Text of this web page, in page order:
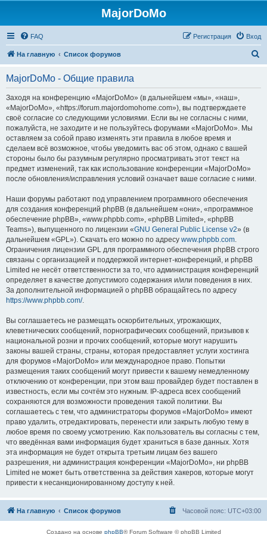
MajorDoMo
FAQ Вход
Регистрация
На главную Список форумов
MajorDoMo - Общие правила
Заходя на конференцию «MajorDoMo» (в дальнейшем «мы», «наш»,
«MajorDoMo», «https://forum.majordomohome.com»), вы подтверждаете
своё согласие со следующими условиями. Если вы не согласны с ними,
пожалуйста, не заходите и не пользуйтесь форумами «MajorDoMo». Мы
оставляем за собой право изменять эти правила в любое время и
сделаем всё возможное, чтобы уведомить вас об этом, однако с вашей
стороны было бы разумным регулярно просматривать этот текст на
предмет изменений, так как использование конференции «MajorDoMo»
после обновления/исправления условий означает ваше согласие с ними.
Наши форумы работают под управлением программного обеспечения
для создания конференций phpBB (в дальнейшем «они», «программное
обеспечение phpBB», «www.phpbb.com», «phpBB Limited», «phpBB
Teams»), выпущенного по лицензии «GNU General Public License v2» (в
дальнейшем «GPL»). Скачать его можно по адресу www.phpbb.com.
Ограничения лицензии GPL для программного обеспечения phpBB строго
связаны с организацией и поддержкой интернет-конференций, и phpBB
Limited не несёт ответственности за то, что администрация конференций
определяет в качестве допустимого содержания и/или поведения в них.
За дополнительной информацией о phpBB обращайтесь по адресу
https://www.phpbb.com/.
Вы соглашаетесь не размещать оскорбительных, угрожающих,
клеветнических сообщений, порнографических сообщений, призывов к
национальной розни и прочих сообщений, которые могут нарушить
законы вашей страны, страны, которая предоставляет услуги хостинга
для форумов «MajorDoMo» или международное право. Попытки
размещения таких сообщений могут привести к вашему немедленному
отключению от конференции, при этом ваш провайдер будет поставлен в
известность, если мы сочтём это нужным. IP-адреса всех сообщений
сохраняются для возможности проведения такой политики. Вы
соглашаетесь с тем, что администраторы форумов «MajorDoMo» имеют
право удалить, отредактировать, перенести или закрыть любую тему в
любое время по своему усмотрению. Как пользователь вы согласны с тем,
что введённая вами информация будет храниться в базе данных. Хотя
эта информация не будет открыта третьим лицам без вашего
разрешения, ни администрация конференции «MajorDoMo», ни phpBB
Limited не может быть ответственна за действия хакеров, которые могут
привести к несанкционированному доступу к ней.
На главную Список форумов Часовой пояс: UTC+03:00
Создано на основе phpBB® Forum Software © phpBB Limited